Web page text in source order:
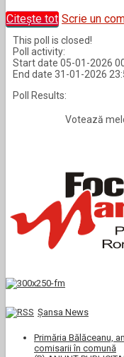
Citește tot Scrie un
This poll is closed!
Poll activity:
Start date 05-01-2026
End date 31-01-2026
Poll Results:
Votează
Şansa News
Primăria Bălăceanu,
comisarii în comună